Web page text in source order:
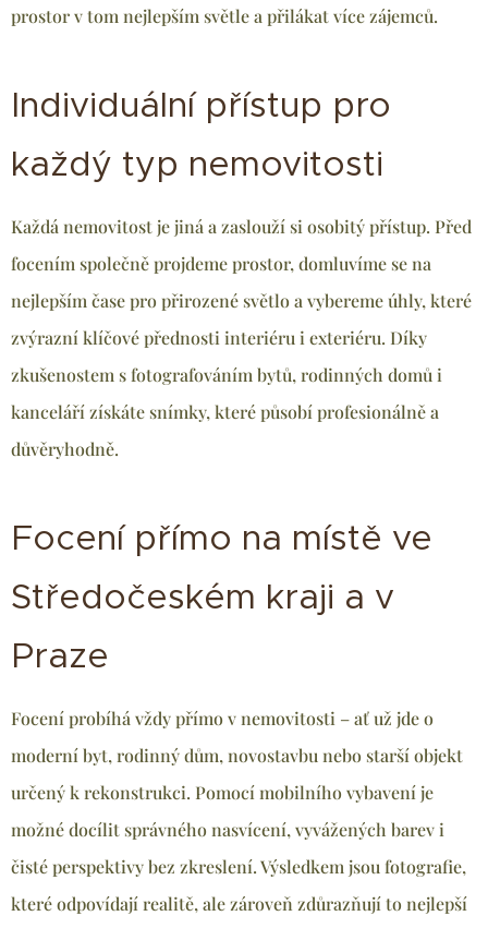
prostor v tom nejlepším světle a přilákat více zájemců.
Individuální přístup pro
každý typ nemovitosti
Každá nemovitost je jiná a zaslouží si osobitý přístup. Před
focením společně projdeme prostor, domluvíme se na
nejlepším čase pro přirozené světlo a vybereme úhly, které
zvýrazní klíčové přednosti interiéru i exteriéru. Díky
zkušenostem s fotografováním bytů, rodinných domů i
kanceláří získáte snímky, které působí profesionálně a
důvěryhodně.
Focení přímo na místě ve
Středočeském kraji a v
Praze
Focení probíhá vždy přímo v nemovitosti – ať už jde o
moderní byt, rodinný dům, novostavbu nebo starší objekt
určený k rekonstrukci. Pomocí mobilního vybavení je
možné docílit správného nasvícení, vyvážených barev i
čisté perspektivy bez zkreslení. Výsledkem jsou fotografie,
které odpovídají realitě, ale zároveň zdůrazňují to nejlepší